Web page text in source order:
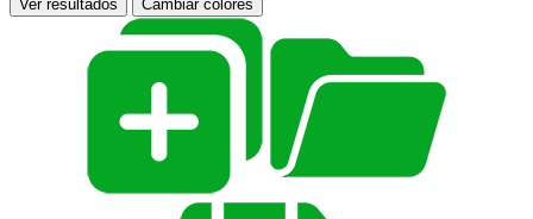
Ver resultados
Cambiar colores